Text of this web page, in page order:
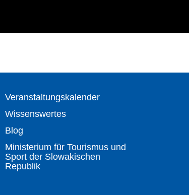
Veranstaltungskalender
Wissenswertes
Blog
Ministerium für Tourismus und
Sport der Slowakischen
Republik